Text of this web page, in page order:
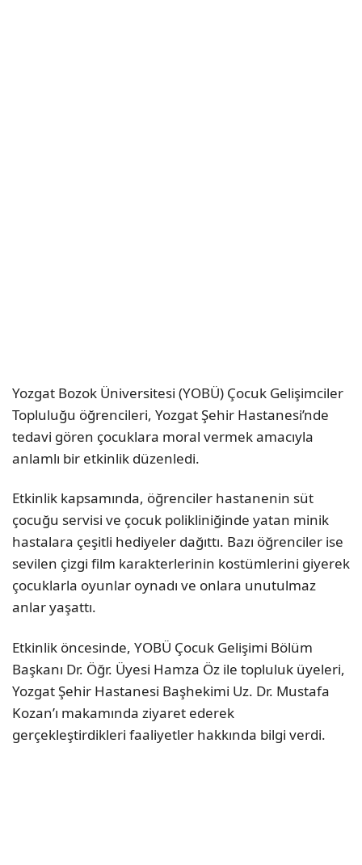
Yozgat Bozok Üniversitesi (YOBÜ) Çocuk Gelişimciler
Topluluğu öğrencileri, Yozgat Şehir Hastanesi’nde
tedavi gören çocuklara moral vermek amacıyla
anlamlı bir etkinlik düzenledi.
Etkinlik kapsamında, öğrenciler hastanenin süt
çocuğu servisi ve çocuk polikliniğinde yatan minik
hastalara çeşitli hediyeler dağıttı. Bazı öğrenciler ise
sevilen çizgi film karakterlerinin kostümlerini giyerek
çocuklarla oyunlar oynadı ve onlara unutulmaz
anlar yaşattı.
Etkinlik öncesinde, YOBÜ Çocuk Gelişimi Bölüm
Başkanı Dr. Öğr. Üyesi Hamza Öz ile topluluk üyeleri,
Yozgat Şehir Hastanesi Başhekimi Uz. Dr. Mustafa
Kozan’ı makamında ziyaret ederek
gerçekleştirdikleri faaliyetler hakkında bilgi verdi.